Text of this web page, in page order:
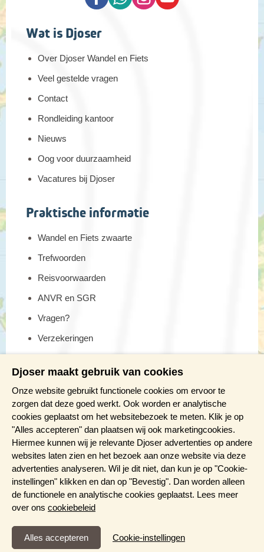
Wat is Djoser
Over Djoser Wandel en Fiets
Veel gestelde vragen
Contact
Rondleiding kantoor
Nieuws
Oog voor duurzaamheid
Vacatures bij Djoser
Praktische informatie
Wandel en Fiets zwaarte
Trefwoorden
Reisvoorwaarden
ANVR en SGR
Vragen?
Verzekeringen
Meer weten?
Brochure aanvragen
Presentaties en Infodagen
Aanmelden nieuwsbrief
Djoser maakt gebruik van cookies
Onze website gebruikt functionele cookies om ervoor te
zorgen dat deze goed werkt. Ook worden er analytische
cookies geplaatst om het websitebezoek te meten. Klik je op
"Alles accepteren" dan plaatsen wij ook marketingcookies.
Hiermee kunnen wij je relevante Djoser advertenties op andere
websites laten zien en het bezoek aan onze website via deze
advertenties analyseren. Wil je dit niet, dan kun je op "Cookie-
instellingen" klikken en dan op "Bevestig". Dan worden alleen
de functionele en analytische cookies geplaatst. Lees meer
over ons cookiebeleid
Cookies die er voor zorgen dat de website naar behoren
Cookie-instellingen